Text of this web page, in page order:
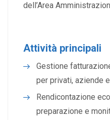
dell’Area
Attività principali
Gestione
per privati, aziende
Rendicontazione
preparazione e